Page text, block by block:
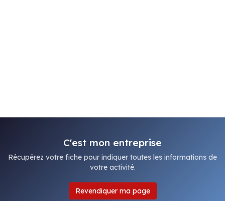
C'est mon entreprise
Récupérez votre fiche pour indiquer toutes les informations de
votre activité.
Revendiquer ma page